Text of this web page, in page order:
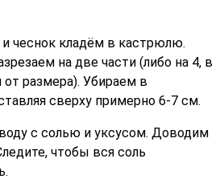
и чеснок кладём в кастрюлю.
на две части (либо на 4, в
размера). Убираем в
сверху примерно 6-7 см.
с солью и уксусом. Доводим
чтобы вся соль